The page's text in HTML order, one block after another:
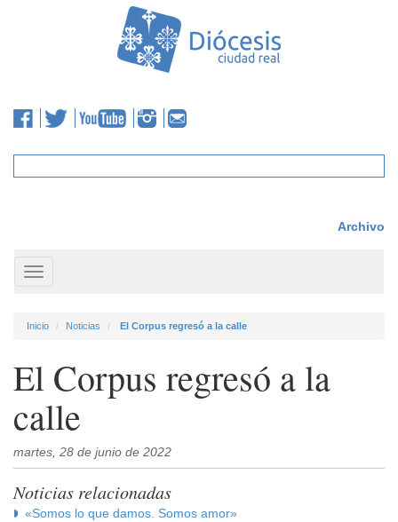
Archivo
Toggle
navigation
Inicio Noticias El Corpus regresó a la calle
El Corpus regresó a la
calle
martes, 28 de junio de 2022
Noticias relacionadas
«Somos lo que damos. Somos amor»